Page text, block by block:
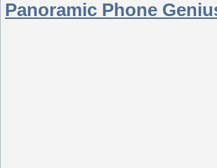
Panoramic Phone